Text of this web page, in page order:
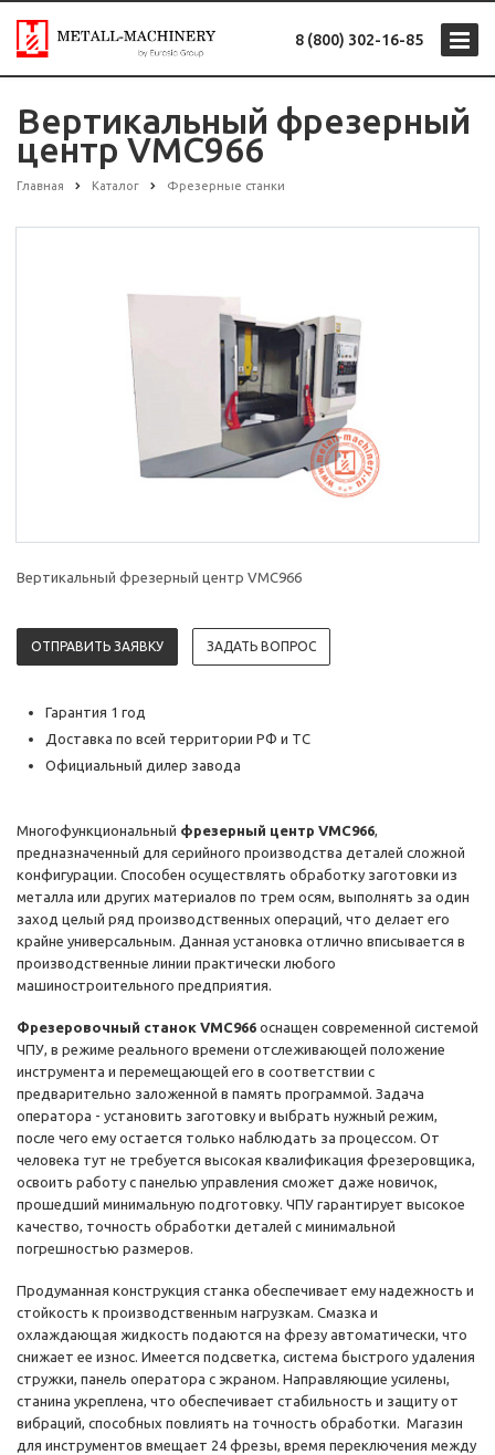
8 (800) 302-16-85
Вертикальный фрезерный
центр VMC966
Главная Каталог Фрезерные станки
Вертикальный фрезерный центр VMC966
ОТПРАВИТЬ ЗАЯВКУ ЗАДАТЬ ВОПРОС
Гарантия 1 год
Доставка по всей территории РФ и ТС
Официальный дилер завода
Многофункциональный фрезерный центр VMC966,
предназначенный для серийного производства деталей сложной
конфигурации. Способен осуществлять обработку заготовки из
металла или других материалов по трем осям, выполнять за один
заход целый ряд производственных операций, что делает его
крайне универсальным. Данная установка отлично вписывается в
производственные линии практически любого
машиностроительного предприятия.
Фрезеровочный станок VMC966 оснащен современной системой
ЧПУ, в режиме реального времени отслеживающей положение
инструмента и перемещающей его в соответствии с
предварительно заложенной в память программой. Задача
оператора - установить заготовку и выбрать нужный режим,
после чего ему остается только наблюдать за процессом. От
человека тут не требуется высокая квалификация фрезеровщика,
освоить работу с панелью управления сможет даже новичок,
прошедший минимальную подготовку. ЧПУ гарантирует высокое
качество, точность обработки деталей с минимальной
погрешностью размеров.
Продуманная конструкция станка обеспечивает ему надежность и
стойкость к производственным нагрузкам. Смазка и
охлаждающая жидкость подаются на фрезу автоматически, что
снижает ее износ. Имеется подсветка, система быстрого удаления
стружки, панель оператора с экраном. Направляющие усилены,
станина укреплена, что обеспечивает стабильность и защиту от
вибраций, способных повлиять на точность обработки. Магазин
для инструментов вмещает 24 фрезы, время переключения между